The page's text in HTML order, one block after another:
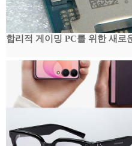
합리적 게이밍 PC를 위한 새로